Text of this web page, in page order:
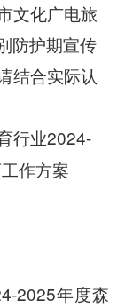
文化广电旅
防护期宣传
结合实际认
行业2024-
作方案
2025年度森